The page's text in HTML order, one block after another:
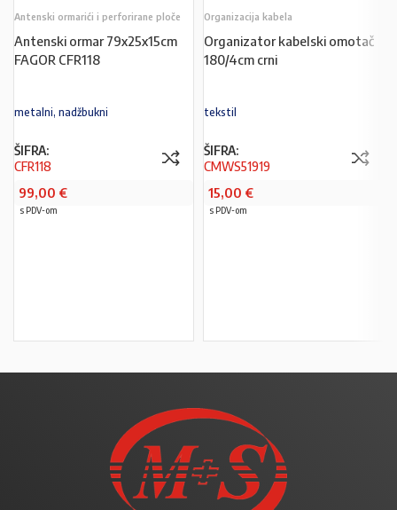
Antenski ormarići i perforirane ploče
Antenski ormar 79x25x15cm
FAGOR CFR118
metalni, nadžbukni
ŠIFRA:
CFR118
99,00 €
s PDV-om
Organizacija kabela
Organizator kabelski omotač
180/4cm crni
tekstil
ŠIFRA:
CMWS51919
15,00 €
s PDV-om